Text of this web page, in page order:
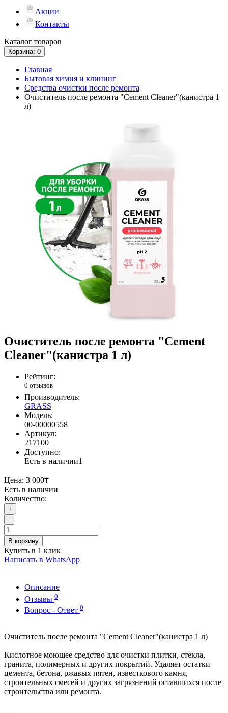
Акции
Контакты
Каталог товаров
Корзина: 0
Главная
Бытовая химия и клининг
Средства очистки после ремонта
Очиститель после ремонта "Cement Cleaner"(канистра 1
л)
Очиститель после ремонта "Cement
Cleaner"(канистра 1 л)
Рейтинг:
0 отзывов
Производитель:
GRASS
Модель:
00-00000558
Артикул:
217100
Доступно:
Есть в наличии1
Цена: 3 000₸
Есть в наличии
Количество:
+
-
В корзину
Купить в 1 клик
Написать в WhatsApp
Описание
Отзывы 0
Вопрос - Ответ 0
Очиститель после ремонта "Cement Cleaner"(канистра 1 л)
Кислотное моющее средство для очистки плитки, стекла,
гранита, полимерных и других покрытий. Удаляет остатки
цемента, бетона, ржавых пятен, известкового камня,
строительных смесей и других загрязнений оставшихся после
строительства или ремонта.